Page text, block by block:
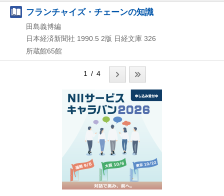
フランチャイズ・チェーンの知識
田島義博編
日本経済新聞社 1990.5 2版 日経文庫 326
所蔵館65館
1 / 4